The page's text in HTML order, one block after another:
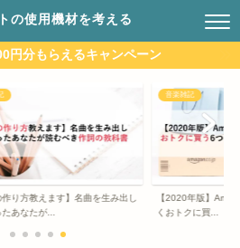
の使用機材を考える
円分もらえるキャンペーン
方教えます】名曲を生み出し
なたが...
音楽雑記
【2020年版】Amazon
くおトクに買...